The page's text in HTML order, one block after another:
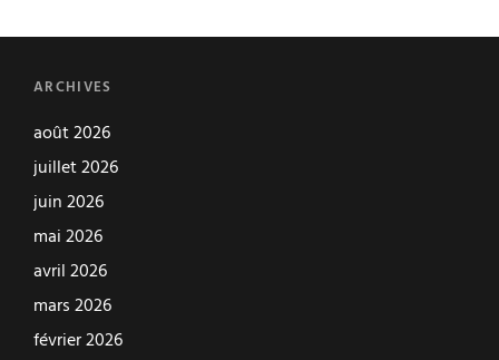
ARCHIVES
août 2026
juillet 2026
juin 2026
mai 2026
avril 2026
mars 2026
février 2026